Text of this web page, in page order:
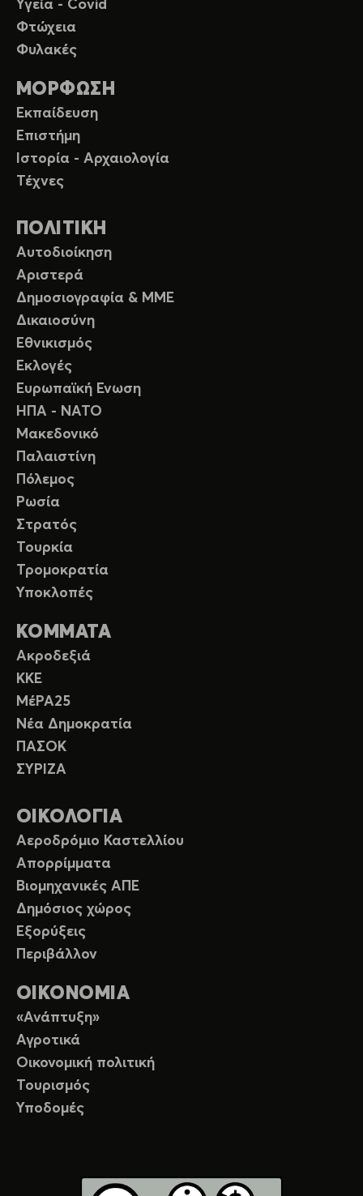
Υγεία - Covid
Φτώχεια
Φυλακές
ΜΟΡΦΩΣΗ
Εκπαίδευση
Επιστήμη
Ιστορία - Αρχαιολογία
Τέχνες
ΠΟΛΙΤΙΚΗ
Αυτοδιοίκηση
Αριστερά
Δημοσιογραφία & ΜΜΕ
Δικαιοσύνη
Εθνικισμός
Εκλογές
Ευρωπαϊκή Ενωση
ΗΠΑ - ΝΑΤΟ
Μακεδονικό
Παλαιστίνη
Πόλεμος
Ρωσία
Στρατός
Τουρκία
Τρομοκρατία
Υποκλοπές
ΚΟΜΜΑΤΑ
Ακροδεξιά
ΚΚΕ
ΜέΡΑ25
Νέα Δημοκρατία
ΠΑΣΟΚ
ΣΥΡΙΖΑ
ΟΙΚΟΛΟΓΙΑ
Αεροδρόμιο Καστελλίου
Απορρίμματα
Βιομηχανικές ΑΠΕ
Δημόσιος χώρος
Εξορύξεις
Περιβάλλον
ΟΙΚΟΝΟΜΙΑ
«Ανάπτυξη»
Αγροτικά
Οικονομική πολιτική
Τουρισμός
Υποδομές